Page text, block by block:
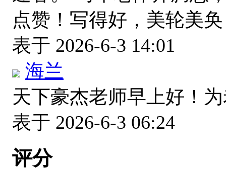
点赞！写得好，美轮美
表于 2026-6-3 14:01
海兰
天下豪杰老师早上好！
表于 2026-6-3 06:24
评分